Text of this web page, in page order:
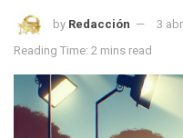
by Redacción
3
Reading Time: 2 mins read